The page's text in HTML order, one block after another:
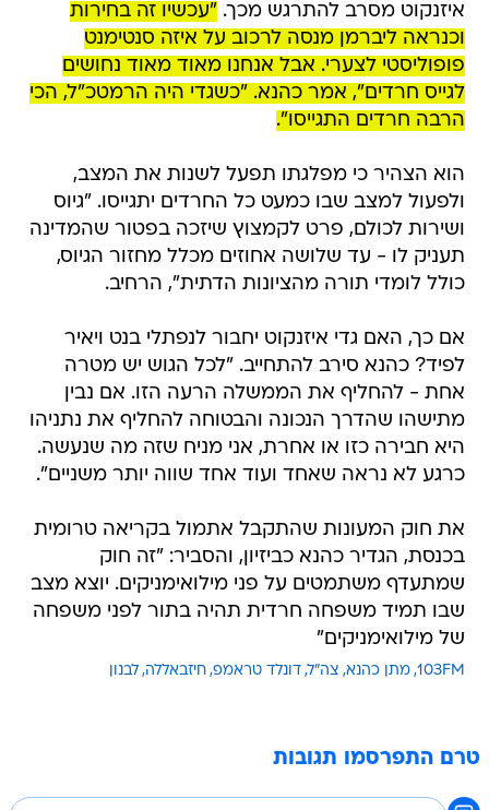
איזנקוט מסרב להתרגש מכך. "עכשיו זה בחירות
וכנראה ליברמן מנסה לרכוב על איזה סנטימנט
פופוליסטי לצערי. אבל אנחנו מאוד מאוד נחושים
לגייס חרדים", אמר כהנא. "כשגדי היה הרמטכ"ל, הכי
הרבה חרדים התגייסו".
הוא הצהיר כי מפלגתו תפעל לשנות את המצב,
ולפעול למצב שבו כמעט כל החרדים יתגייסו. "גיוס
ושירות לכולם, פרט לקמצוץ שיזכה בפטור שהמדינה
תעניק לו - עד שלושה אחוזים מכלל מחזור הגיוס,
כולל לומדי תורה מהציונות הדתית", הרחיב.
אם כך, האם גדי איזנקוט יחבור לנפתלי בנט ויאיר
לפיד? כהנא סירב להתחייב. "לכל הגוש יש מטרה
אחת - להחליף את הממשלה הרעה הזו. אם נבין
מתישהו שהדרך הנכונה והבטוחה להחליף את נתניהו
היא חבירה כזו או אחרת, אני מניח שזה מה שנעשה.
כרגע לא נראה שאחד ועוד אחד שווה יותר משניים".
את חוק המעונות שהתקבל אתמול בקריאה טרומית
בכנסת, הגדיר כהנא כביזיון, והסביר: "זה חוק
שמתעדף משתמטים על פני מילואימניקים. יוצא מצב
שבו תמיד משפחה חרדית תהיה בתור לפני משפחה
של מילואימניקים"
103FM מתן כהנא צה"ל דונלד טראמפ חיזבאללה לבנון
טרם התפרסמו תגובות